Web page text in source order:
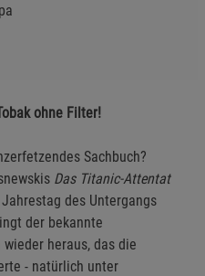
ohne Filter!
Sachbuch?
Das Titanic-Attentat
des Untergangs
der bekannte
heraus, das die
- natürlich unter